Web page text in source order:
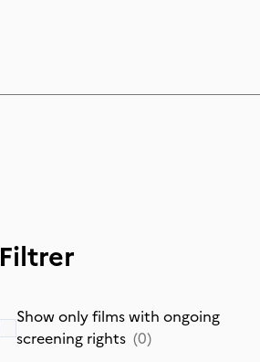
Filtrer
Show only films with ongoing
screening rights (0)